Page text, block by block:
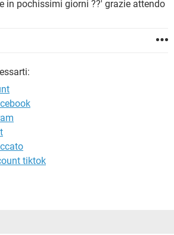
WHATSAPP
in pochissimi giorni ??' grazie attendo
tiktok